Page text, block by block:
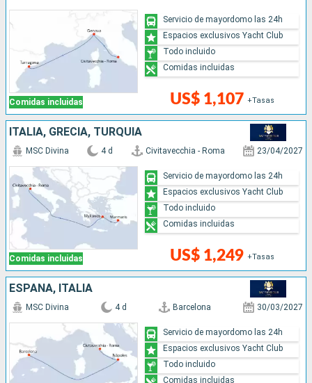
Comidas incluidas US$ 1,107 +Tasas
Servicio de mayordomo las 24h
Espacios exclusivos Yacht Club
Todo incluido
Comidas incluidas
ITALIA, GRECIA, TURQUÍA
Comidas incluidas
MSC Divina 4 d Civitavecchia - Roma 23/04/2027
US$ 1,249 +Tasas
Servicio de mayordomo las 24h
Espacios exclusivos Yacht Club
Todo incluido
Comidas incluidas
ESPAÑA, ITALIA
MSC Divina 4 d Barcelona 30/03/2027
Servicio de mayordomo las 24h
Espacios exclusivos Yacht Club
Todo incluido
Comidas incluidas